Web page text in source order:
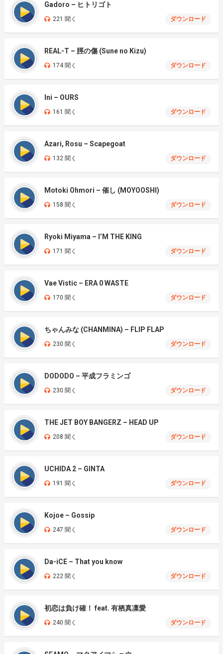
Gadoro – ヒトリゴト
221 聞く ダウンロード
REAL-T – 脛の傷 (Sune no Kizu)
174 聞く ダウンロード
Ini – OURS
161 聞く ダウンロード
Azari, Rosu – Scapegoat
132 聞く ダウンロード
Motoki Ohmori – 催し (MOYOOSHI)
158 聞く ダウンロード
Ryoki Miyama – I’M THE KING
171 聞く ダウンロード
Vae Vistic – ERA 0 WASTE
170 聞く ダウンロード
ちゃんみな (CHANMINA) – FLIP FLAP
230 聞く ダウンロード
DODODO – 平成フラミンゴ
230 聞く ダウンロード
THE JET BOY BANGERZ – HEAD UP
208 聞く ダウンロード
UCHIDA 2 – GINTA
191 聞く ダウンロード
Kojoe – Gossip
247 聞く ダウンロード
Da-iCE – That you know
222 聞く ダウンロード
初恋は負け確！ feat. 有栖真凛愛
240 聞く ダウンロード